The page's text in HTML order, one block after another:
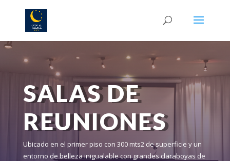
SALAS DE
REUNIONES
Ubicado en el primer piso con 300 mts2 de superficie y un
entorno de belleza inigualable con grandes claraboyas de